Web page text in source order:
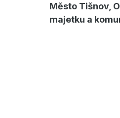
Město Tišnov,
majetku a